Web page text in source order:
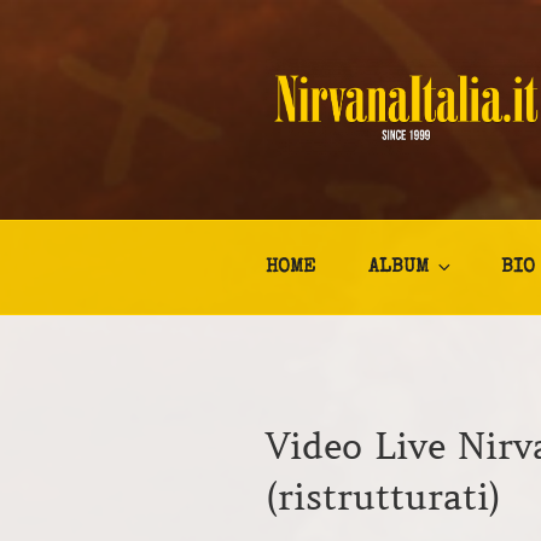
NIRVANA
HOME ALBUM BIO
Video Live
(ristrutturati)